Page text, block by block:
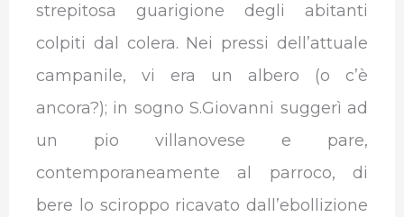
strepitosa guarigione degli abitanti
colpiti dal colera. Nei pressi dell’attuale
campanile, vi era un albero (o c’è
ancora?); in sogno S.Giovanni suggerì ad
un pio villanovese e pare,
contemporaneamente al parroco, di
bere lo sciroppo ricavato dall’ebollizione